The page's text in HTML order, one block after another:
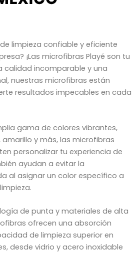
limpieza confiable y eficiente
¡Las microfibras Playé son tu
calidad incomparable y una
nuestras microfibras están
resultados impecables en cada
gama de colores vibrantes,
amarillo y más, las microfibras
personalizar tu experiencia de
ayudan a evitar la
al asignar un color específico a
de punta y materiales de alta
ofrecen una absorción
de limpieza superior en
desde vidrio y acero inoxidable